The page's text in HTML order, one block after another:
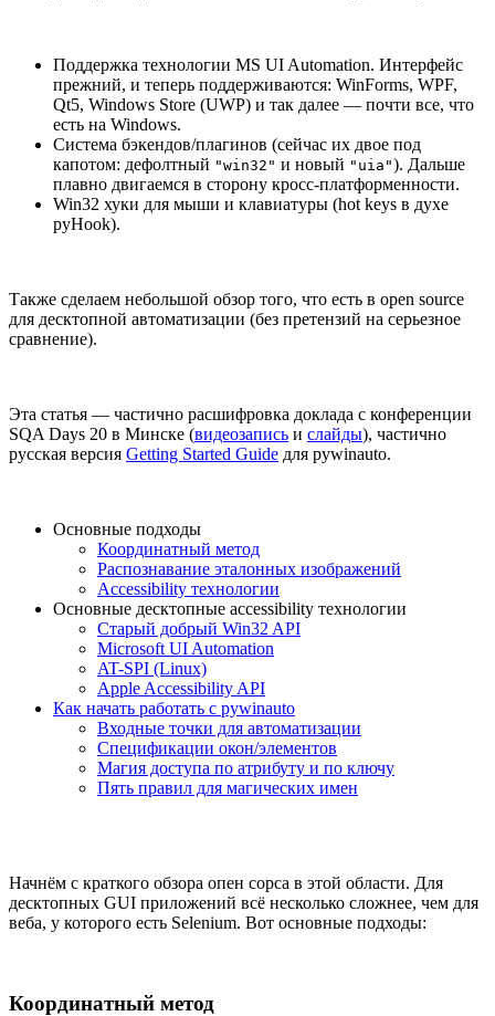
Поддержка технологии MS UI Automation. Интерфейс
прежний, и теперь поддерживаются: WinForms, WPF,
Qt5, Windows Store (UWP) и так далее — почти все, что
есть на Windows.
Система бэкендов/плагинов (сейчас их двое под
капотом: дефолтный "win32" и новый "uia"). Дальше
плавно двигаемся в сторону кросс-платформенности.
Win32 хуки для мыши и клавиатуры (hot keys в духе
pyHook).
Также сделаем небольшой обзор того, что есть в open source
для десктопной автоматизации (без претензий на серьезное
сравнение).
Эта статья — частично расшифровка доклада с конференции
SQA Days 20 в Минске (видеозапись и слайды), частично
русская версия Getting Started Guide для pywinauto.
Основные подходы
Координатный метод
Распознавание эталонных изображений
Accessibility технологии
Основные десктопные accessibility технологии
Старый добрый Win32 API
Microsoft UI Automation
AT-SPI (Linux)
Apple Accessibility API
Как начать работать с pywinauto
Входные точки для автоматизации
Спецификации окон/элементов
Магия доступа по атрибуту и по ключу
Пять правил для магических имен
Начнём с краткого обзора опен сорса в этой области. Для
десктопных GUI приложений всё несколько сложнее, чем для
веба, у которого есть Selenium. Вот основные подходы:
Координатный метод